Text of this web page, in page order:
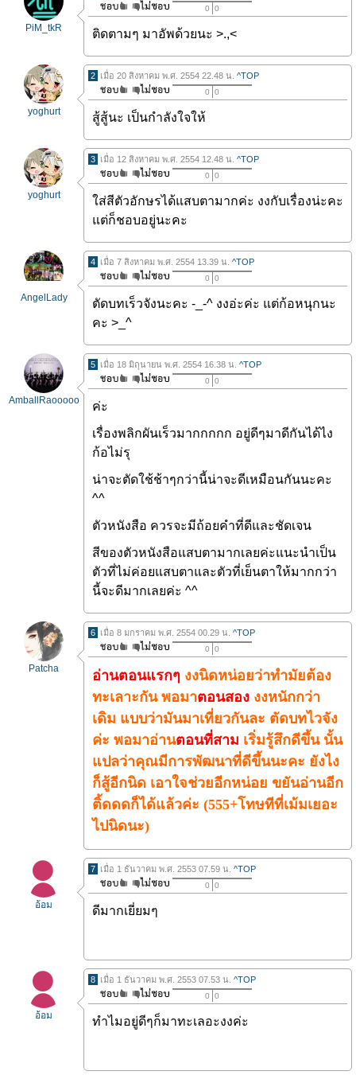
PiM_tkR
0 0
ติดตามๆ มาอัพด้วยนะ >.,<
yoghurt
2 เมื่อ 20 สิงหาคม พ.ศ. 2554 22.48 น. ^TOP
0 0
สู้สู้นะ เป็นกำลังใจให้
yoghurt
3 เมื่อ 12 สิงหาคม พ.ศ. 2554 12.48 น. ^TOP
0 0
ใส่สีตัวอักษรได้แสบตามากค่ะ งงกับเรื่องน่ะคะ
แต่ก็ชอบอยู่นะคะ
AngelLady
4 เมื่อ 7 สิงหาคม พ.ศ. 2554 13.39 น. ^TOP
0 0
ตัดบทเร็วจังนะคะ -_-^ งงอ่ะค่ะ แต่ก้อหนุกนะ
คะ >_^
AmballRaooooo
5 เมื่อ 18 มิถุนายน พ.ศ. 2554 16.38 น. ^TOP
0 0
ค่ะ
เรื่องพลิกผันเร็วมากกกกก อยู่ดีๆมาดีกันได้ไง
ก้อไม่รุ
น่าจะตัดใช้ช้าๆกว่านี้น่าจะดีเหมือนกันนะคะ
^^
ตัวหนังสือ ควรจะมีถ้อยคำที่ดีและชัดเจน
สีของตัวหนังสือแสบตามากเลยค่ะแนะนำเป็น
ตัวที่ไม่ค่อยแสบตาและตัวที่เย็นตาให้มากกว่า
นี้จะดีมากเลยค่ะ ^^
Patcha
6 เมื่อ 8 มกราคม พ.ศ. 2554 00.29 น. ^TOP
0 0
อ่านตอนแรกๆ งงนิดหน่อยว่าทำมัยต้อง
ทะเลาะกัน พอมาตอนสอง งงหนักกว่า
เดิม แบบว่ามันมาเที่ยวกันละ ตัดบทไวจัง
ค่ะ พอมาอ่านตอนที่สาม เริ่มรู้สึกดีขึ้น นั้น
แปลว่าคุณมีการพัฒนาที่ดีขึ้นนะคะ ยังไง
ก็สู้อีกนิด เอาใจช่วยอีกหน่อย ขยันอ่านอีก
ติ้ดดดก็ได้แล้วค่ะ (555+โทษทีที่เม้มเยอะ
ไปนิดนะ)
อ้อม
7 เมื่อ 1 ธันวาคม พ.ศ. 2553 07.59 น. ^TOP
0 0
ดีมากเยี่ยมๆ
อ้อม
8 เมื่อ 1 ธันวาคม พ.ศ. 2553 07.53 น. ^TOP
0 0
ทำไมอยู่ดีๆก็มาทะเลอะงงค่ะ